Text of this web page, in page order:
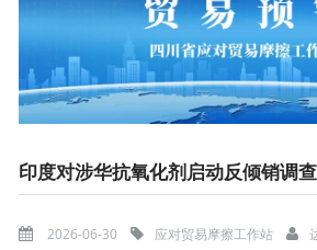
印度对涉华抗氧化剂启动反倾销调查
2026-06-30 应对贸易摩擦工作站